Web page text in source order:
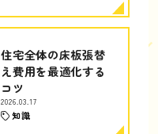
住宅全体の床板張替
え費用を最適化する
コツ
2026.03.17
知識